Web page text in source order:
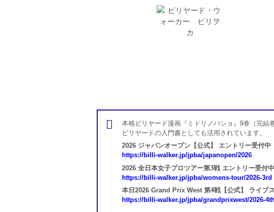
本格ビリヤード漫画『ミドリノバショ』9巻（完結
ビリヤードの入門書としても活用されています。
2026 ジャパンオープン【公式】 エントリー受付中
https://billi-walker.jp/jpba/japanopen/2026
2026 全日本女子プロツアー第3戦 エントリー受付中
https://billi-walker.jp/jpba/womens-tour/2026-3rd
本日2026 Grand Prix West 第4戦【公式】 ライブ
https://billi-walker.jp/jpba/grandprixwest/2026-